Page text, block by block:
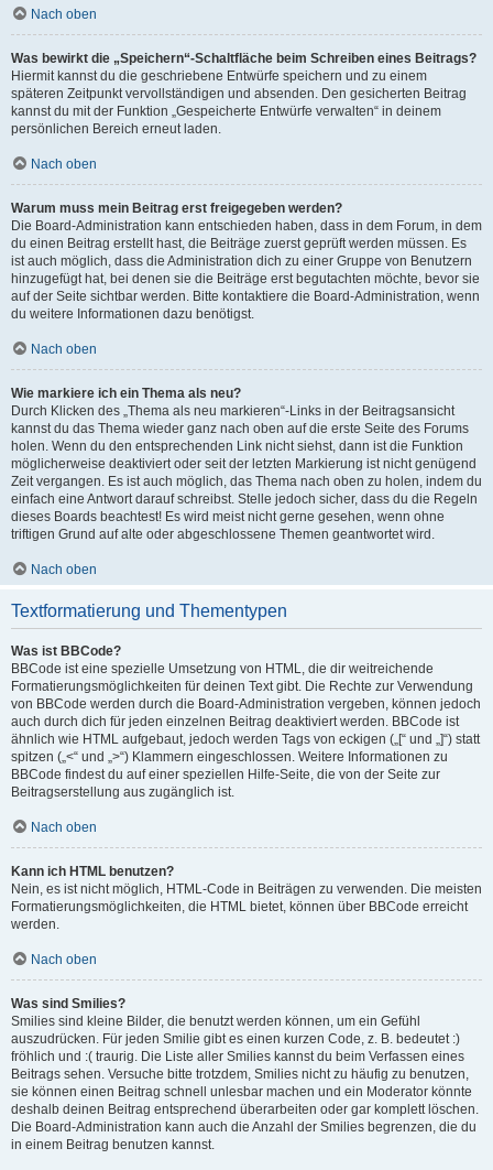
Nach oben
Was bewirkt die „Speichern“-Schaltfläche beim Schreiben eines Beitrags?
Hiermit kannst du die geschriebene Entwürfe speichern und zu einem
späteren Zeitpunkt vervollständigen und absenden. Den gesicherten Beitrag
kannst du mit der Funktion „Gespeicherte Entwürfe verwalten“ in deinem
persönlichen Bereich erneut laden.
Nach oben
Warum muss mein Beitrag erst freigegeben werden?
Die Board-Administration kann entschieden haben, dass in dem Forum, in dem
du einen Beitrag erstellt hast, die Beiträge zuerst geprüft werden müssen. Es
ist auch möglich, dass die Administration dich zu einer Gruppe von Benutzern
hinzugefügt hat, bei denen sie die Beiträge erst begutachten möchte, bevor sie
auf der Seite sichtbar werden. Bitte kontaktiere die Board-Administration, wenn
du weitere Informationen dazu benötigst.
Nach oben
Wie markiere ich ein Thema als neu?
Durch Klicken des „Thema als neu markieren“-Links in der Beitragsansicht
kannst du das Thema wieder ganz nach oben auf die erste Seite des Forums
holen. Wenn du den entsprechenden Link nicht siehst, dann ist die Funktion
möglicherweise deaktiviert oder seit der letzten Markierung ist nicht genügend
Zeit vergangen. Es ist auch möglich, das Thema nach oben zu holen, indem du
einfach eine Antwort darauf schreibst. Stelle jedoch sicher, dass du die Regeln
dieses Boards beachtest! Es wird meist nicht gerne gesehen, wenn ohne
triftigen Grund auf alte oder abgeschlossene Themen geantwortet wird.
Nach oben
Textformatierung und Thementypen
Was ist BBCode?
BBCode ist eine spezielle Umsetzung von HTML, die dir weitreichende
Formatierungsmöglichkeiten für deinen Text gibt. Die Rechte zur Verwendung
von BBCode werden durch die Board-Administration vergeben, können jedoch
auch durch dich für jeden einzelnen Beitrag deaktiviert werden. BBCode ist
ähnlich wie HTML aufgebaut, jedoch werden Tags von eckigen („[“ und „]“) statt
spitzen („<“ und „>“) Klammern eingeschlossen. Weitere Informationen zu
BBCode findest du auf einer speziellen Hilfe-Seite, die von der Seite zur
Beitragserstellung aus zugänglich ist.
Nach oben
Kann ich HTML benutzen?
Nein, es ist nicht möglich, HTML-Code in Beiträgen zu verwenden. Die meisten
Formatierungsmöglichkeiten, die HTML bietet, können über BBCode erreicht
werden.
Nach oben
Was sind Smilies?
Smilies sind kleine Bilder, die benutzt werden können, um ein Gefühl
auszudrücken. Für jeden Smilie gibt es einen kurzen Code, z. B. bedeutet :)
fröhlich und :( traurig. Die Liste aller Smilies kannst du beim Verfassen eines
Beitrags sehen. Versuche bitte trotzdem, Smilies nicht zu häufig zu benutzen,
sie können einen Beitrag schnell unlesbar machen und ein Moderator könnte
deshalb deinen Beitrag entsprechend überarbeiten oder gar komplett löschen.
Die Board-Administration kann auch die Anzahl der Smilies begrenzen, die du
in einem Beitrag benutzen kannst.